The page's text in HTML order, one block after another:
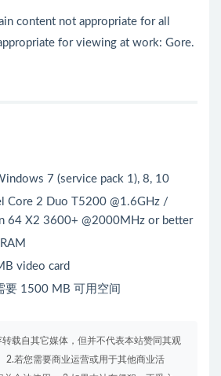
content not appropriate for all
for viewing at work: Gore.
7 (service pack 1), 8, 10
Core 2 Duo T5200 @1.6GHz /
64 X2 3600+ @2000MHz or better
video card
要 1500 MB 可用空间
转载自其它媒体，但并不代表本站赞同其观
2.若您需要商业运营或用于其他商业活